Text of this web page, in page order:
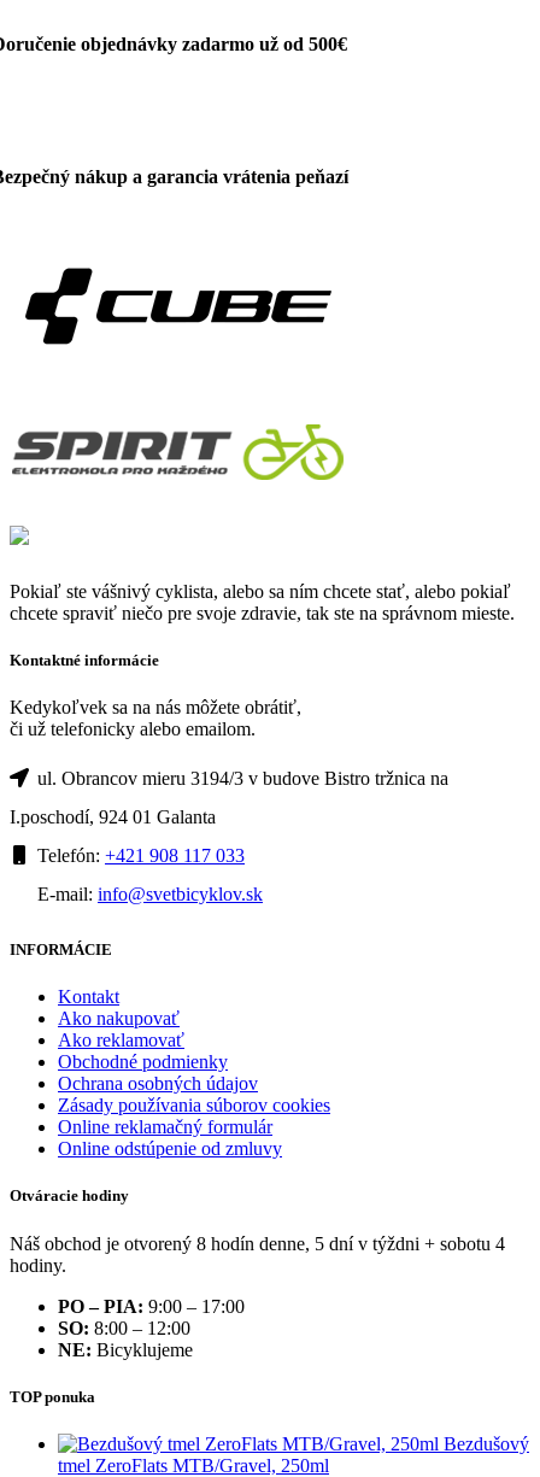
objednávky zadarmo už od 500€
nákup a garancia vrátenia peňazí
Pokiaľ ste vášnivý cyklista, alebo sa ním chcete stať, alebo pokiaľ
chcete spraviť niečo pre svoje zdravie, tak ste na správnom mieste.
Kontaktné informácie
Kedykoľvek sa na nás môžete obrátiť,
či už telefonicky alebo emailom.
ul. Obrancov mieru 3194/3 v budove Bistro tržnica na
I.poschodí, 924 01 Galanta
Telefón: +421 908 117 033
E-mail: info@svetbicyklov.sk
INFORMÁCIE
Kontakt
Ako nakupovať
Ako reklamovať
Obchodné podmienky
Ochrana osobných údajov
Zásady používania súborov cookies
Online reklamačný formulár
Online odstúpenie od zmluvy
Otváracie hodiny
Náš obchod je otvorený 8 hodín denne, 5 dní v týždni + sobotu 4
hodiny.
PO – PIA: 9:00 – 17:00
SO: 8:00 – 12:00
NE: Bicyklujeme
TOP ponuka
Bezdušový
tmel ZeroFlats MTB/Gravel, 250ml